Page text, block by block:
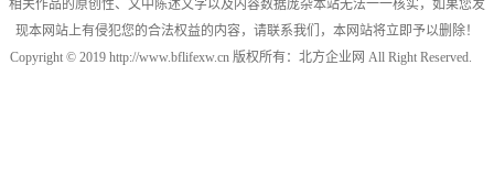
相关作品的原创性、文中陈述文字以及内容数据庞杂本站无法一一核实，如果您发
现本网站上有侵犯您的合法权益的内容，请联系我们，本网站将立即予以删除！
Copyright © 2019 http://www.bflifexw.cn 版权所有：北方企业网 All Right Reserved.